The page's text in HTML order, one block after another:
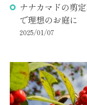
ナナカマドの剪
で理想のお庭に
2025/01/07